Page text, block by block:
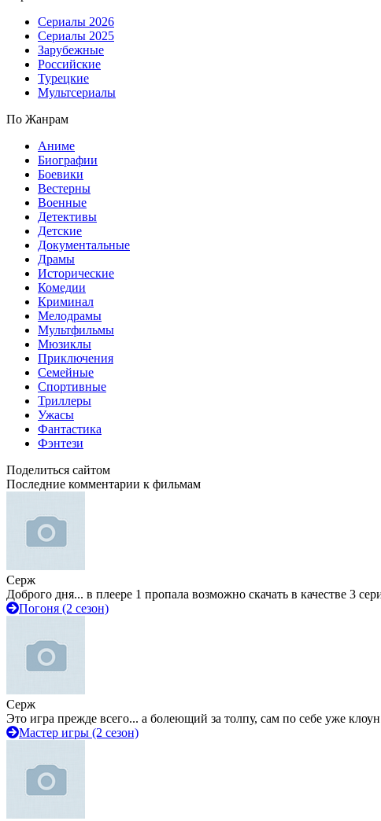
Сериалы 2026
Сериалы 2025
Зарубежные
Российские
Турецкие
Мультсериалы
По Жанрам
Аниме
Биографии
Боевики
Вестерны
Военные
Детективы
Детские
Документальные
Драмы
Исторические
Комедии
Криминал
Мелодрамы
Мультфильмы
Мюзиклы
Приключения
Семейные
Спортивные
Триллеры
Ужасы
Фантастика
Фэнтези
Поделиться сайтом
Последние комментарии к фильмам
Серж
Доброго дня... в плеере 1 пропала возможно скачать в качестве 3
Погоня (2 сезон)
Серж
Это игра прежде всего... а болеющий за толпу, сам по себе уже
Мастер игры (2 сезон)